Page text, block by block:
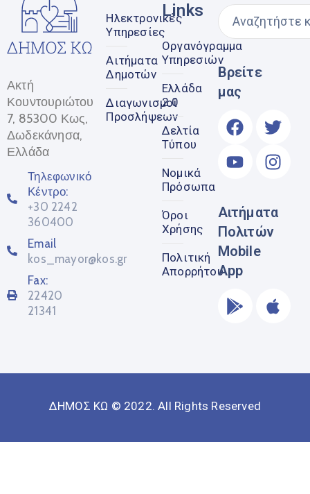
Ακτή
Κουντουριώτου
7, 85300 Κως,
Δωδεκάνησα,
Ελλάδα
Τηλεφωνικό
Κέντρο:
+30 2242
360400
Email
kos_mayor@kos.gr
Fax:
22420
21341
Ηλεκτρονικές
Υπηρεσίες
Αιτήματα
Δημοτών
Διαγωνισμοί
Προσλήψεων
Links
Οργανόγραμμα
Υπηρεσιών
Ελλάδα
2.0
Δελτία
Τύπου
Νομικά
Πρόσωπα
Όροι
Χρήσης
Πολιτική
Απορρήτου
Βρείτε
μας
Αιτήματα
Πολιτών
Mobile
App
ΔΗΜΟΣ ΚΩ © 2022. All Rights Reserved